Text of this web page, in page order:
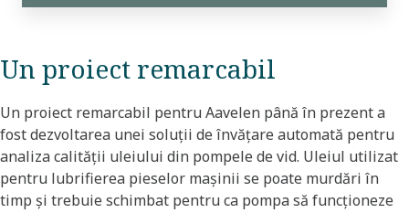
Un proiect remarcabil
Un proiect remarcabil pentru Aavelen până în prezent a
fost dezvoltarea unei soluții de învățare automată pentru
analiza calității uleiului din pompele de vid. Uleiul utilizat
pentru lubrifierea pieselor mașinii se poate murdări în
timp și trebuie schimbat pentru ca pompa să funcționeze